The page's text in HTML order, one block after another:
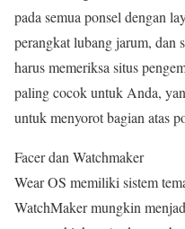
pada semua ponsel dengan
perangkat lubang jarum, dan
harus memeriksa situs
paling cocok untuk Anda,
untuk menyorot bagian atas
Facer dan Watchmaker
Wear OS memiliki sistem
WatchMaker mungkin